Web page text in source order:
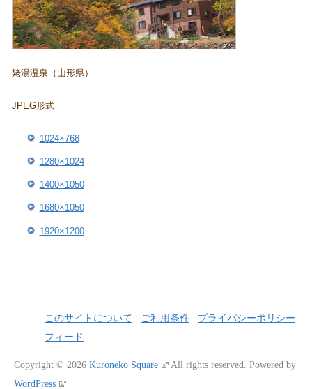
姥湯温泉（山形県）
JPEG形式
1024×768
1280×1024
1400×1050
1680×1050
1920×1200
このサイトについて ご利用条件
プライバシーポリシー
フィード
Copyright © 2026 Kuroneko Square All rights reserved. Powered by
WordPress